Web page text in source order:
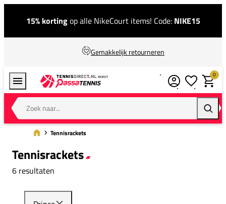
15% kortingop alle NikeCourt items! Code: NIKE15
Gemakkelijk retourneren
Zoek naar...
0
Tennisrackets
Tennisrackets
6 resultaten